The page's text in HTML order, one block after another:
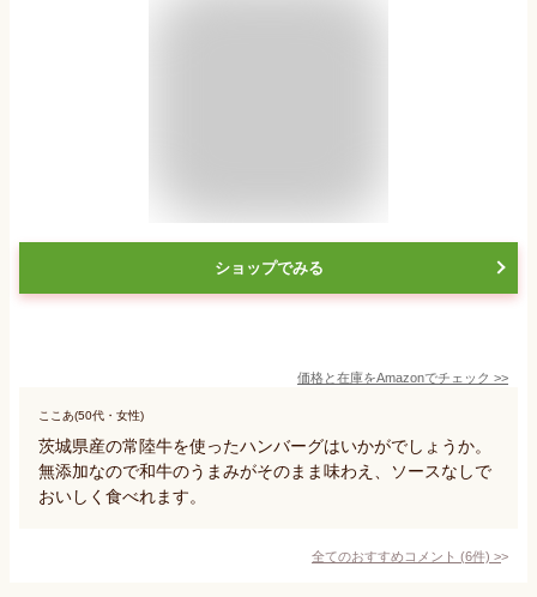
ショップでみる
価格と在庫をAmazonでチェック >>
ここあ(50代・女性)
茨城県産の常陸牛を使ったハンバーグはいかがでしょうか。
無添加なので和牛のうまみがそのまま味わえ、ソースなしで
おいしく食べれます。
全てのおすすめコメント (6件) >